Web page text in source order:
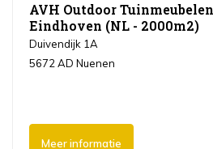
AVH Outdoor
Eindhoven (NL - 2000m2)
Duivendijk 1A
5672 AD Nuenen
Meer informatie